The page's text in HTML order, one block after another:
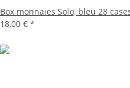
Box monnaies Solo, bleu 28
18,00 € *